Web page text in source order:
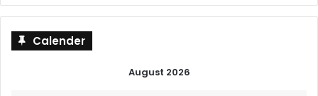
Calender
August 2026